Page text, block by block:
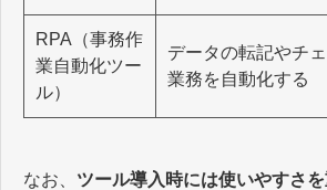
RPA（事務作
業自動化ツー
ル）
データの転記やチ
業務を自動化する
なお、 ツール導入時には使いやすさ